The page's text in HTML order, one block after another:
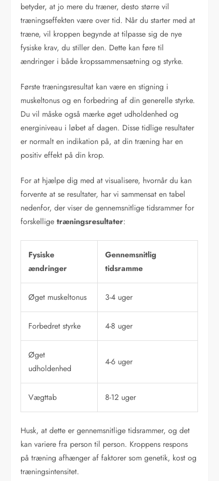
betyder, at jo mere du træner, desto større vil
træningseffekten være over tid. Når du starter med at
træne, vil kroppen begynde at tilpasse sig de nye
fysiske krav, du stiller den. Dette kan føre til
ændringer i både kropssammensætning og styrke.
Første træningsresultat kan være en stigning i
muskeltonus og en forbedring af din generelle styrke.
Du vil måske også mærke øget udholdenhed og
energiniveau i løbet af dagen. Disse tidlige resultater
er normalt en indikation på, at din træning har en
positiv effekt på din krop.
For at hjælpe dig med at visualisere, hvornår du kan
forvente at se resultater, har vi sammensat en tabel
nedenfor, der viser de gennemsnitlige tidsrammer for
forskelligetræningsresultater:
Fysiske
ændringer
Gennemsnitlig
tidsramme
Øget muskeltonus 3-4 uger
Forbedret styrke 4-8 uger
Øget
udholdenhed
4-6 uger
Vægttab 8-12 uger
Husk, at dette er gennemsnitlige tidsrammer, og det
kan variere fra person til person. Kroppens respons
på træning afhænger af faktorer som genetik, kost og
træningsintensitet.